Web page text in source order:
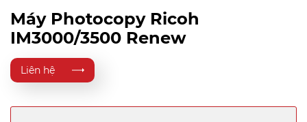
Máy Photocopy Ricoh
IM3000/3500 Renew
Liên hệ